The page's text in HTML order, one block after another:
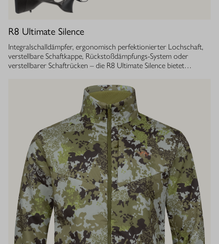
R8 Ultimate Silence
Integralschalldämpfer, ergonomisch perfektionierter Lochschaft,
verstellbare Schaftkappe, Rückstoßdämpfungs-System oder
verstellbarer Schaftrücken – die R8 Ultimate Silence bietet
auf die eigenen Bedürfnisse abstimmen und tragen aktiv zum
besseren Treffen bei. Gleichzeitig ist ihre Konstruktion ganzheitlich
auf den Schutz des Gehörs von Jäger und Hund abgestimmt.
Immer, bei jedem Schuss. Dafür sorgt der Blaser
Integralschalldämpfer. Dank gleichmäßig über den gesamten Lauf
verteilter Masse, bietet die R8 Ultimate Silence die erstklassige
Balance und Führigkeit, die jedes R8 Modell auszeichnet. Die ­
Außenkontur von Lauf- und Schalldämpfermantel ist in
stufenlosem Bull-Barrel-Design gestaltet, das ihr sowohl ein
geringes Gewicht als auch ein ausgesprochen attraktives
Gesamtbild verleiht.